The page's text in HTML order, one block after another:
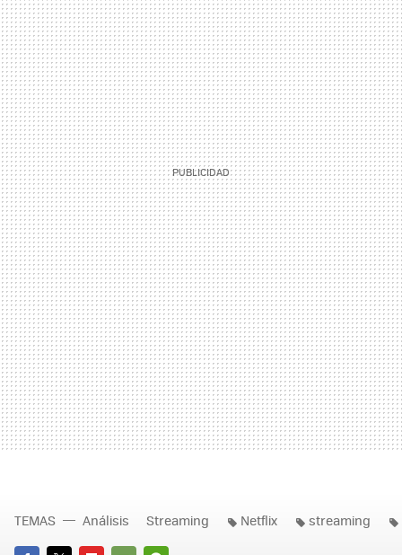
TEMAS Análisis Streaming Netflix streaming